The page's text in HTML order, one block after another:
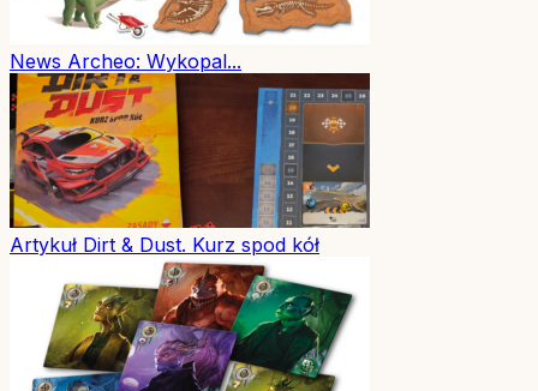
News Archeo: Wykopal...
Artykuł Dirt & Dust. Kurz spod kół